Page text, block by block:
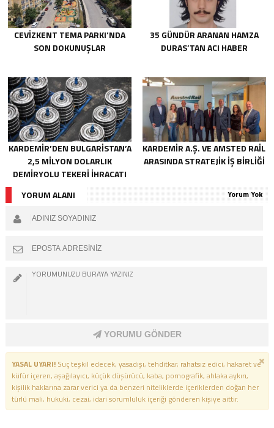
CEVİZKENT TEMA PARKI’NDA
SON DOKUNUŞLAR
35 GÜNDÜR ARANAN HAMZA
DURAS’TAN ACI HABER
KARDEMİR’DEN BULGARİSTAN’A
2,5 MİLYON DOLARLIK
DEMİRYOLU TEKERİ İHRACATI
KARDEMİR A.Ş. VE AMSTED RAİL
ARASINDA STRATEJİK İŞ BİRLİĞİ
YORUM ALANI Yorum Yok
YORUMU GÖNDER
YASAL UYARI!Suç teşkil edecek, yasadışı, tehditkar, rahatsız edici, hakaret ve
küfür içeren, aşağılayıcı, küçük düşürücü, kaba, pornografik, ahlaka aykırı,
kişilik haklarına zarar verici ya da benzeri niteliklerde içeriklerden doğan her
türlü mali, hukuki, cezai, idari sorumluluk içeriği gönderen kişiye aittir.